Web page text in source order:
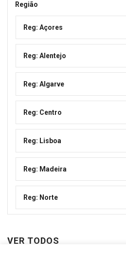
Região
Reg: Açores
Reg: Alentejo
Reg: Algarve
Reg: Centro
Reg: Lisboa
Reg: Madeira
Reg: Norte
VER TODOS